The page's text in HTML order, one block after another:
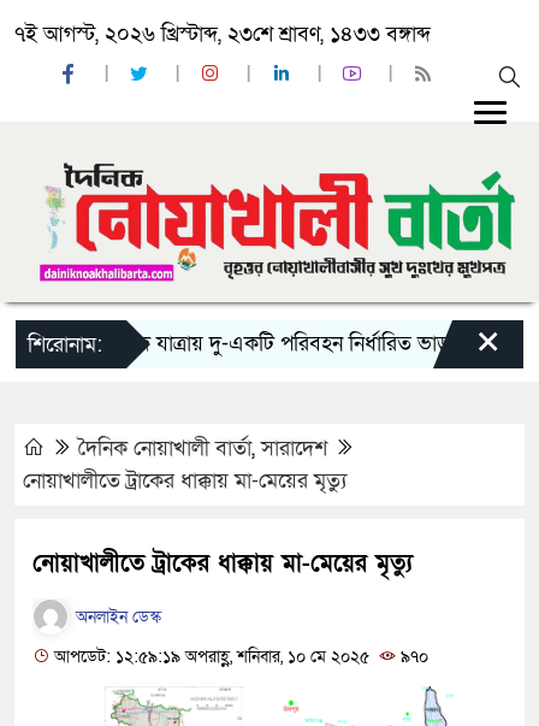
৭ই আগস্ট, ২০২৬ খ্রিস্টাব্দ, ২৩শে শ্রাবণ, ১৪৩৩ বঙ্গাব্দ
শিরোনাম:‘ঈদ যাত্রায় দু-একটি পরিবহন নির্ধারিত ভাড়ার চেয়েও কম
×
দৈনিক নোয়াখালী বার্তা,সারাদেশ
নোয়াখালীতে ট্রাকের ধাক্কায় মা-মেয়ের মৃত্যু
নোয়াখালীতে ট্রাকের ধাক্কায় মা-মেয়ের মৃত্যু
অনলাইন ডেস্ক
আপডেট: ১২:৫৯:১৯ অপরাহ্ণ, শনিবার, ১০ মে ২০২৫
৯৭০